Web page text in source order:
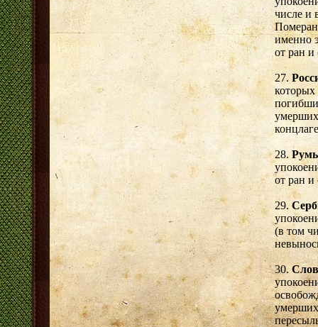
числе и
именно
от ран и
27.
которых
28.
от ран и
29.
(в том
30.